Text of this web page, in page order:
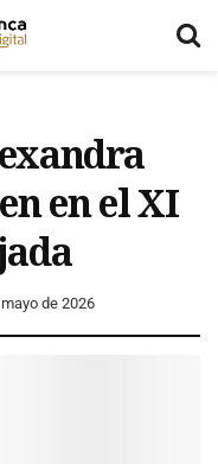
en el XI
de 2026